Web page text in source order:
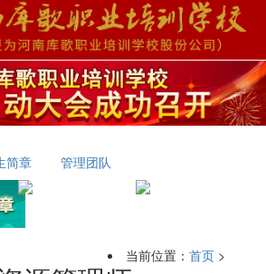
简章 管理团队
当前位置： 首页 >